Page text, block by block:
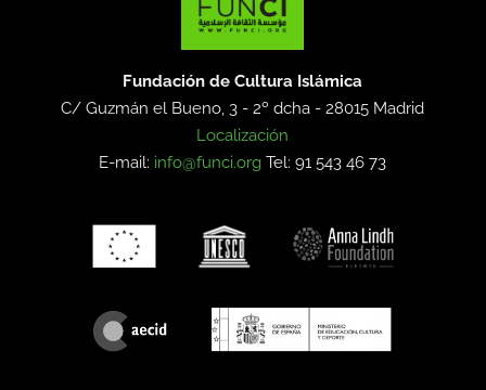
Fundación de Cultura Islámica
C/ Guzmán el Bueno, 3 - 2º dcha -28015 Madrid
Localización
E-mail: info@funci.org Tel: 91 543 46 73